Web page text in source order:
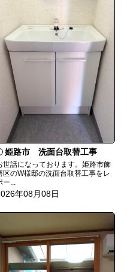
姫路市 洗面台取替工事
世話になっております。姫路市飾
区のW様邸の洗面台取替工事をレ
ー...
年08月08日